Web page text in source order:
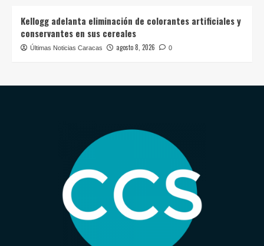
Kellogg adelanta eliminación de colorantes artificiales y
conservantes en sus cereales
Últimas Noticias Caracas agosto 8, 2026 0